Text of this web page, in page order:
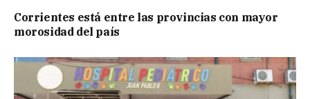
Corrientes está entre las provincias con mayor
morosidad del país